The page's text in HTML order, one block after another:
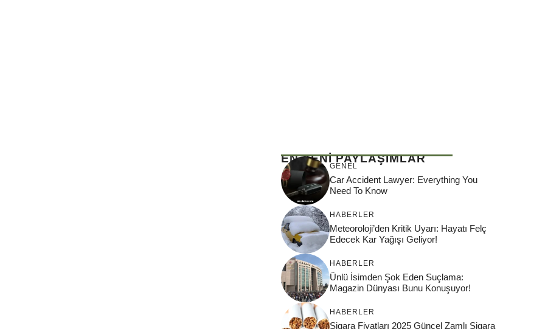
EN YENİ PAYLAŞIMLAR
GENEL
Car Accident Lawyer: Everything You
Need To Know
HABERLER
Meteoroloji’den Kritik Uyarı: Hayatı Felç
Edecek Kar Yağışı Geliyor!
HABERLER
Ünlü İsimden Şok Eden Suçlama:
Magazin Dünyası Bunu Konuşuyor!
HABERLER
Sigara Fiyatları 2025 Güncel Zamlı Sigara